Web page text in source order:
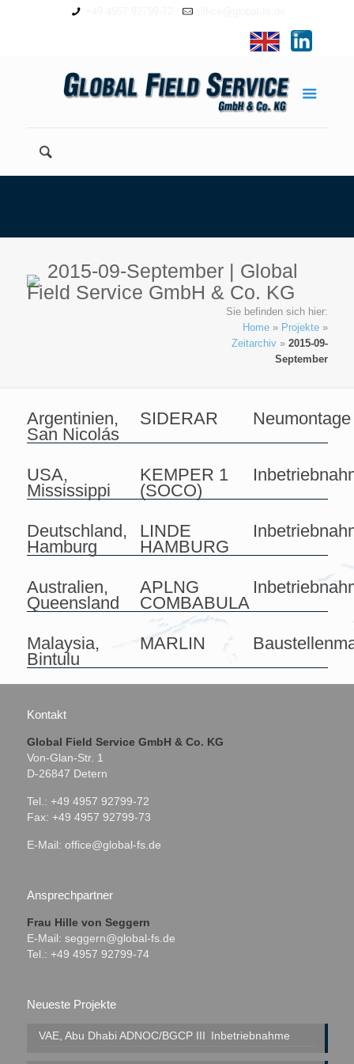
2015-09-September | Global
Field Service GmbH & Co. KG
Sie befinden sich hier:
Home» Projekte»
Zeitarchiv» 2015-09-
September
Argentinien,
San Nicolás
SIDERAR Neumontage
USA,
Mississippi
KEMPER 1
(SOCO)
Deutschland,
Hamburg
LINDE
HAMBURG
Australien,
Queensland
APLNG
COMBABULA
Malaysia,
Bintulu
MARLIN
Kontakt
Global Field Service GmbH & Co. KG
Von-Glan-Str. 1
D-26847 Detern
Tel.: +49 4957 92799-72
Fax: +49 4957 92799-73
E-Mail: office@global-fs.de
Ansprechpartner
Frau Hille von Seggern
E-Mail: seggern@global-fs.de
Tel.: +49 4957 92799-74
Neueste Projekte
VAE, Abu Dhabi ADNOC/BGCP III Inbetriebnahme